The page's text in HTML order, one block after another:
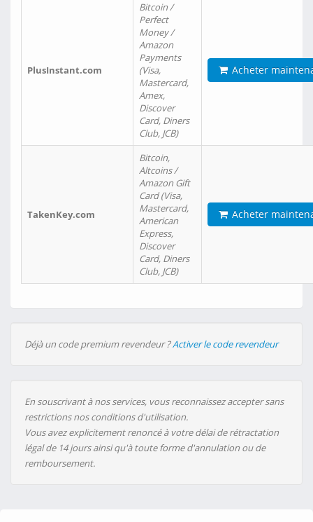
PlusInstant.com
Bitcoin /
Perfect
Money /
Amazon
Payments
(Visa,
Mastercard,
Amex,
Discover
Card, Diners
Club, JCB)
Acheter
TakenKey.com
Bitcoin,
Altcoins /
Amazon Gift
Card (Visa,
Mastercard,
American
Express,
Discover
Card, Diners
Club, JCB)
Acheter
Déjà un code premium revendeur ?Activer le code revendeur
En souscrivant à nos services, vous reconnaissez accepter sans
restrictions nos conditions d'utilisation.
Vous avez explicitement renoncé à votre délai de rétractation
légal de 14 jours ainsi qu'à toute forme d'annulation ou de
remboursement.